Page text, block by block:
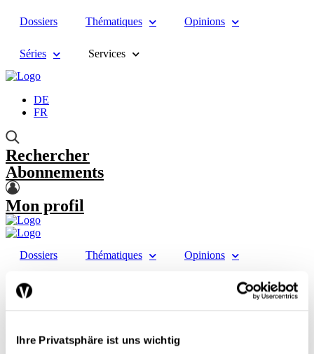
Ihre Privatsphäre ist uns wichtig
Dossiers Thématiques Opinions
Séries Services
DE
FR
Rechercher
Abonnements
Mon profil
Dossiers Thématiques Opinions
Séries
FR